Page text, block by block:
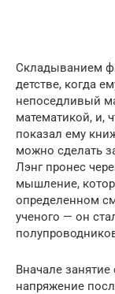
Складыванием
детстве, когда
непоседливый
математикой, и,
показал ему
можно сделать
Лэнг пронес
мышление,
определенном
ученого — он
Вначале
напряжение